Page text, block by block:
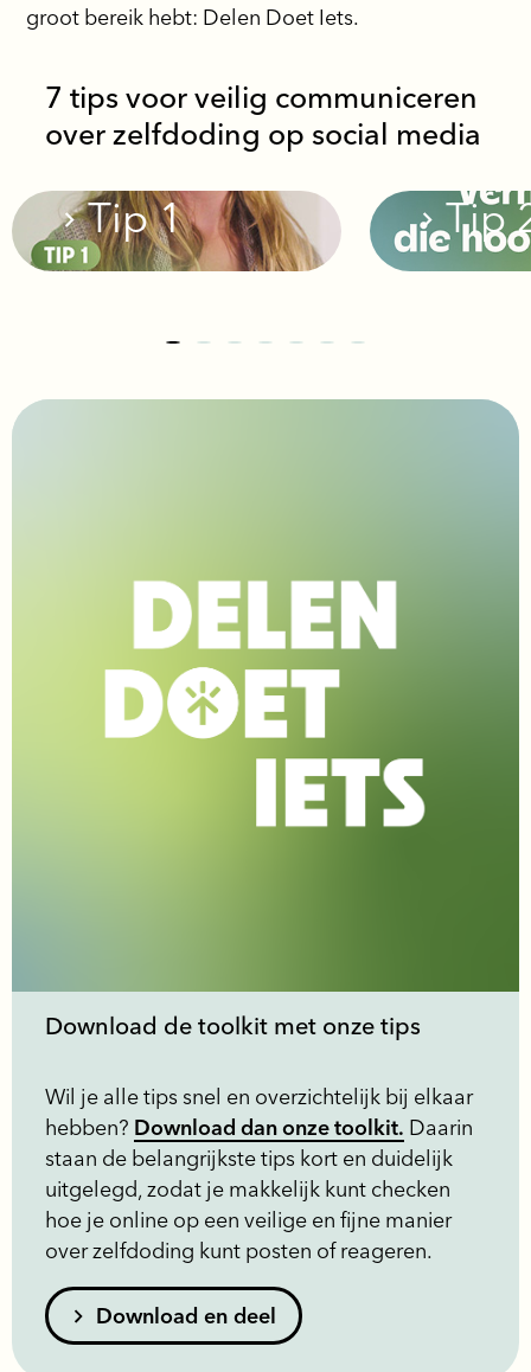
groot bereik hebt: Delen Doet Iets.
7 tips voor veilig communiceren
over zelfdoding op social media
Tip 1 Tip
Download de toolkit met onze tips
Wil je alle tips snel en overzichtelijk bij elkaar
hebben? Download dan onze toolkit. Daarin
staan de belangrijkste tips kort en duidelijk
uitgelegd, zodat je makkelijk kunt checken
hoe je online op een veilige en fijne manier
over zelfdoding kunt posten of reageren.
Download en deel